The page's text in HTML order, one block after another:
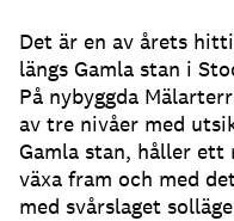
Det är en av årets
längs Gamla stan i
På nybyggda
av tre nivåer med
Gamla stan, håller
växa fram och med
med svårslaget solläge